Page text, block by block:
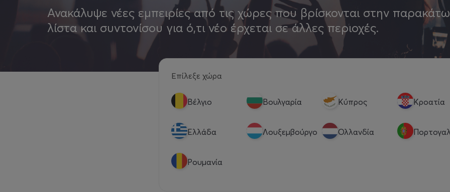
Ανακάλυψε νέες εμπειρίες από τις χώρες που βρίσκονται στην παρακάτω
λίστα και συντονίσου για ό,τι νέο έρχεται σε άλλες περιοχές.
Επίλεξε χώρα
Βέλγιο Βουλγαρία Κύπρος Κροατία
Eλλάδα Λουξεμβούργο Ολλανδία
Ρουμανία